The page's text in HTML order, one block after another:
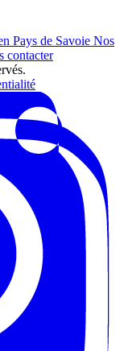
Pays de Savoie Nos
contacter